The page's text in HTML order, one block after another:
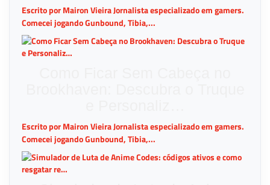
Escrito por Mairon Vieira Jornalista especializado em gamers.
Comecei jogando Gunbound, Tibia,...
Escrito por Mairon Vieira Jornalista especializado em gamers.
Comecei jogando Gunbound, Tibia,...